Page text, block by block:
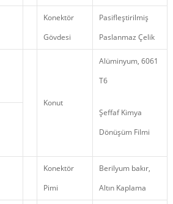
Konektör
Gövdesi
Pasifleştirilmiş
Paslanmaz Çelik
Konut
Alüminyum, 6061
T6
Şeffaf Kimya
Dönüşüm Filmi
Konektör
Pimi
Berilyum bakır,
Altın Kaplama